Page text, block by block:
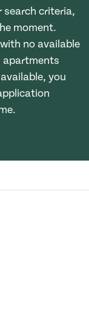
search criteria,
moment.
no available
apartments
you